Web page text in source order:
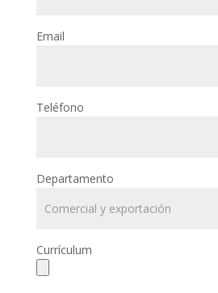
Email
Teléfono
Departamento
Currículum